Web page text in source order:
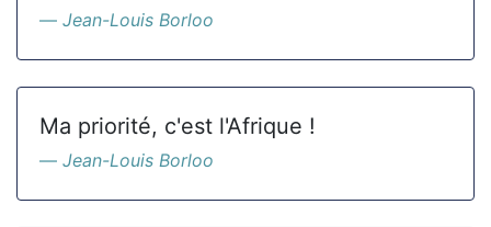
Jean-Louis Borloo
Ma priorité, c'est l'Afrique !
Jean-Louis Borloo